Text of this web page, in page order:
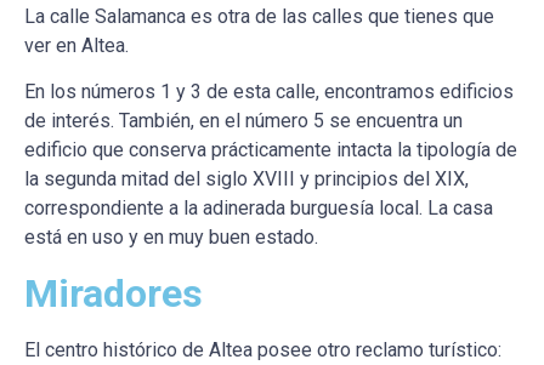
La calle Salamanca es otra de las calles que tienes que
ver en Altea.
En los números 1 y 3 de esta calle, encontramos edificios
de interés. También, en el número 5 se encuentra un
edificio que conserva prácticamente intacta la tipología de
la segunda mitad del siglo XVIII y principios del XIX,
correspondiente a la adinerada burguesía local. La casa
está en uso y en muy buen estado.
Miradores
El centro histórico de Altea posee otro reclamo turístico: